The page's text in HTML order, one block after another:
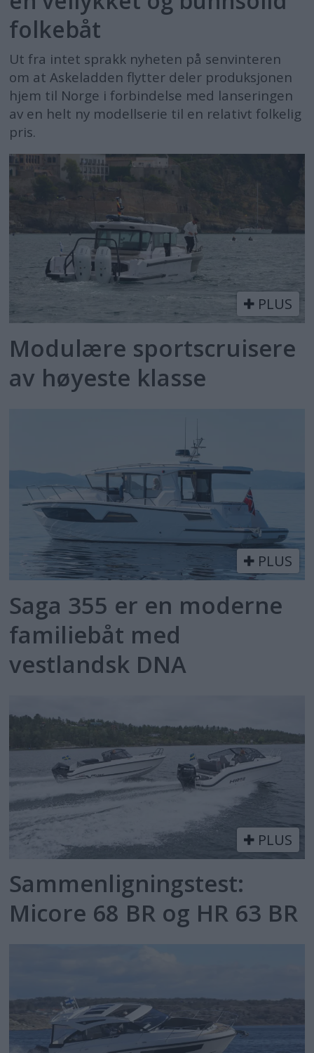
folkebåt
Ut fra intet sprakk nyheten på senvinteren
om at Askeladden flytter deler produksjonen
hjem til Norge i forbindelse med lanseringen
av en helt ny modellserie til en relativt folkelig
pris.
PLUS
Modulære sportscruisere
av høyeste klasse
PLUS
Saga 355 er en moderne
familiebåt med
vestlandsk DNA
PLUS
Sammenligningstest:
Micore 68 BR og HR 63 BR